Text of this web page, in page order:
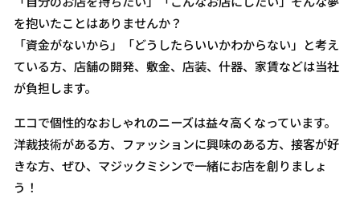
を抱いたことはありませんか？
「資金がないから」「どうしたらいいかわからない」と考え
ている方、店舗の開発、敷金、店装、什器、家賃などは当社
が負担します。
エコで個性的なおしゃれのニーズは益々高くなっています。
洋裁技術がある方、ファッションに興味のある方、接客が好
きな方、ぜひ、マジックミシンで一緒にお店を創りましょ
う！